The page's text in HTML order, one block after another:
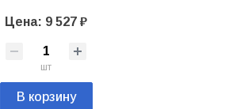
Цена: 9 527 ₽
шт
В корзину